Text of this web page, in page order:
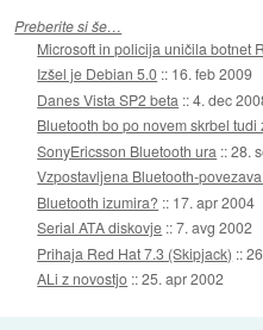
Preberite si še…
Microsoft in policija uničila botnet
Izšel je Debian 5.0 :: 16. feb 2009
Danes Vista SP2 beta ::4. dec
Bluetooth bo po novem skrbel
SonyEricsson Bluetooth ura ::28.
Vzpostavljena Bluetooth-
Bluetooth izumira? :: 17. apr 2004
Serial ATA diskovje ::7. avg 2002
Prihaja Red Hat 7.3 (Skipjack) ::
ALi z novostjo ::25. apr 2002